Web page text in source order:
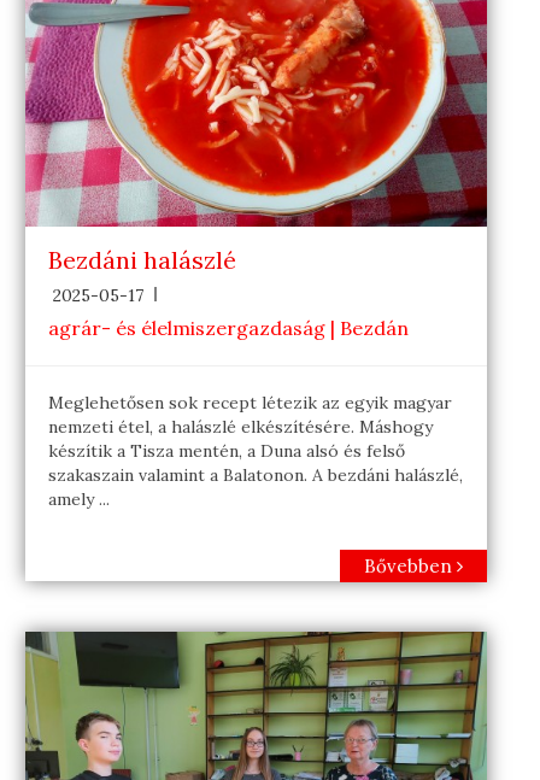
Bezdáni halászlé
2025-05-17
agrár- és élelmiszergazdaság | Bezdán
Meglehetősen sok recept létezik az egyik magyar
nemzeti étel, a halászlé elkészítésére. Máshogy
készítik a Tisza mentén, a Duna alsó és felső
szakaszain valamint a Balatonon. A bezdáni halászlé,
amely ...
Bővebben